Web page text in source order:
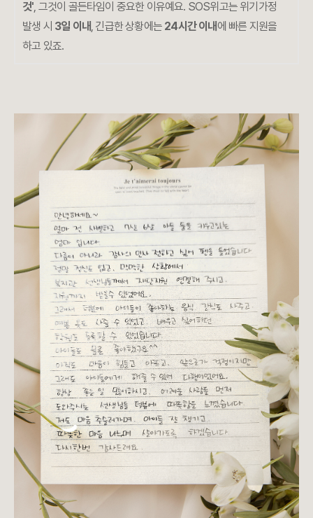
것', 그것이 골든타임이 중요한 이유예요. SOS위고는 위기가정
발생 시 3일 이내, 긴급한 상황에는 24시간 이내에 빠른 지원을
하고 있죠.